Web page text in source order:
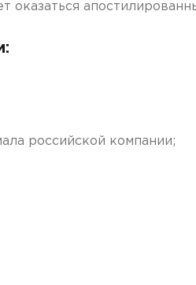
оказаться
российской компании;